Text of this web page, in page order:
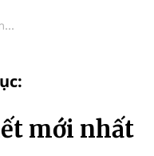
mới nhất